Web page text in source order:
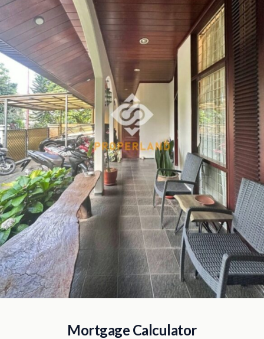
Mortgage Calculator